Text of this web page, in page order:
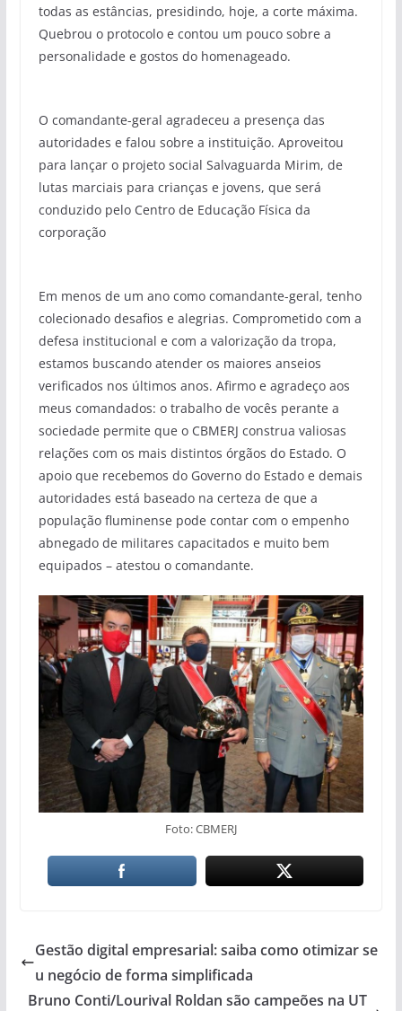
todas as estâncias, presidindo, hoje, a corte máxima.
Quebrou o protocolo e contou um pouco sobre a
personalidade e gostos do homenageado.
O comandante-geral agradeceu a presença das
autoridades e falou sobre a instituição. Aproveitou
para lançar o projeto social Salvaguarda Mirim, de
lutas marciais para crianças e jovens, que será
conduzido pelo Centro de Educação Física da
corporação
Em menos de um ano como comandante-geral, tenho
colecionado desafios e alegrias. Comprometido com a
defesa institucional e com a valorização da tropa,
estamos buscando atender os maiores anseios
verificados nos últimos anos. Afirmo e agradeço aos
meus comandados: o trabalho de vocês perante a
sociedade permite que o CBMERJ construa valiosas
relações com os mais distintos órgãos do Estado. O
apoio que recebemos do Governo do Estado e demais
autoridades está baseado na certeza de que a
população fluminense pode contar com o empenho
abnegado de militares capacitados e muito bem
equipados – atestou o comandante.
Foto: CBMERJ
Gestão digital empresarial: saiba como otimizar se
u negócio de forma simplificada
Bruno Conti/Lourival Roldan são campeões na UT